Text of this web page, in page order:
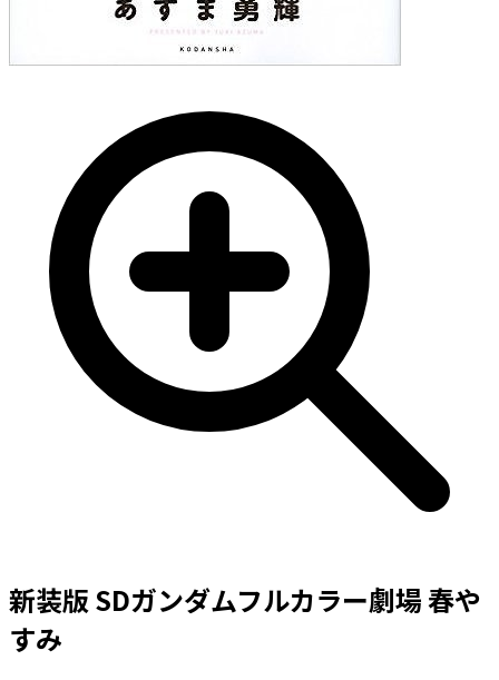
新装版 SDガンダムフルカラー劇場 春や
すみ